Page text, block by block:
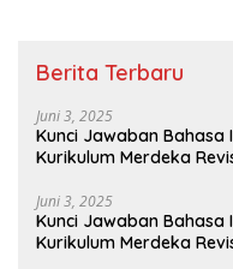
Berita Terbaru
Juni 3, 2025
Kunci Jawaban Bahasa
Kurikulum Merdeka
Juni 3, 2025
Kunci Jawaban Bahasa
Kurikulum Merdeka